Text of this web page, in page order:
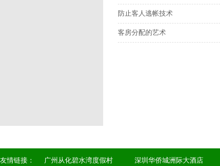
防止客人逃帐技术
客房分配的艺术
友情链接： 广州从化碧水湾度假村 深圳华侨城洲际大酒店